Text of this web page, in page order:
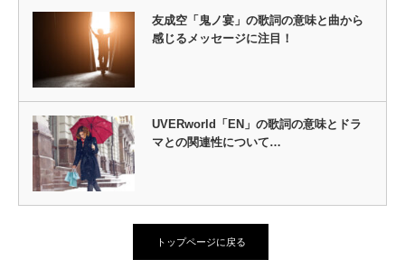
友成空「鬼ノ宴」の歌詞の意味と曲から
感じるメッセージに注目！
UVERworld「EN」の歌詞の意味とドラ
マとの関連性について…
トップページに戻る